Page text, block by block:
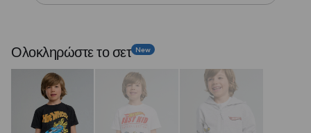
Ολοκληρώστε το σετ New